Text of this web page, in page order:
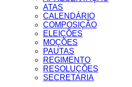
ATAS
CALENDÁRIO
COMPOSIÇÃO
ELEIÇÕES
MOÇÕES
PAUTAS
REGIMENTO
RESOLUÇÕES
SECRETARIA